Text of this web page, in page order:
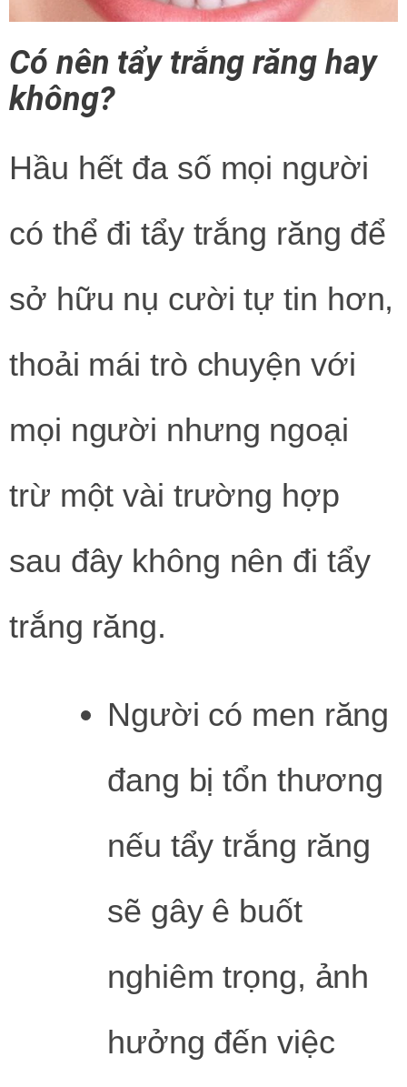
Có nên tẩy trắng răng hay
không?
Hầu hết đa số mọi người
có thể đi tẩy trắng răng để
sở hữu nụ cười tự tin hơn,
thoải mái trò chuyện với
mọi người nhưng ngoại
trừ một vài trường hợp
sau đây không nên đi tẩy
trắng răng.
Người có men răng
đang bị tổn thương
nếu tẩy trắng răng
sẽ gây ê buốt
nghiêm trọng, ảnh
hưởng đến việc